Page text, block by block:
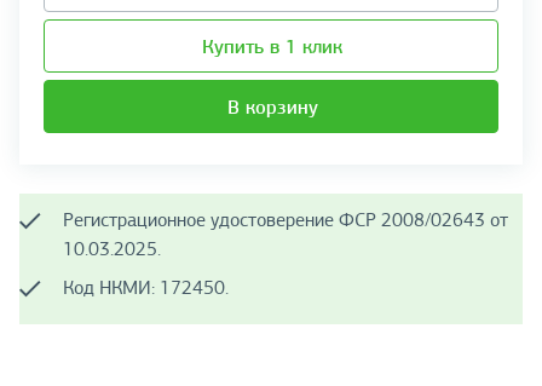
Купить в 1 клик
В корзину
Регистрационное удостоверение ФСР 2008/02643 от
10.03.2025.
Код НКМИ: 172450.